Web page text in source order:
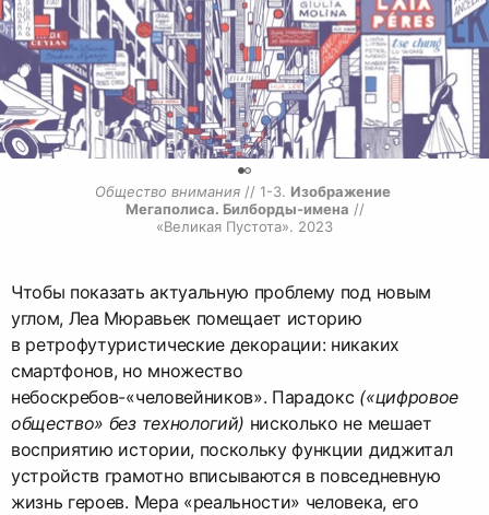
Общество внимания // 1-3. Изображение
Мегаполиса. Билборды-имена //
«Великая Пустота». 2023
Чтобы показать актуальную проблему под новым
углом, Леа Мюравьек помещает историю
в ретрофутуристические декорации: никаких
смартфонов, но множество
небоскребов-«человейников». Парадокс («цифровое
общество» без технологий) нисколько не мешает
восприятию истории, поскольку функции диджитал
устройств грамотно вписываются в повседневную
жизнь героев. Мера «реальности» человека, его